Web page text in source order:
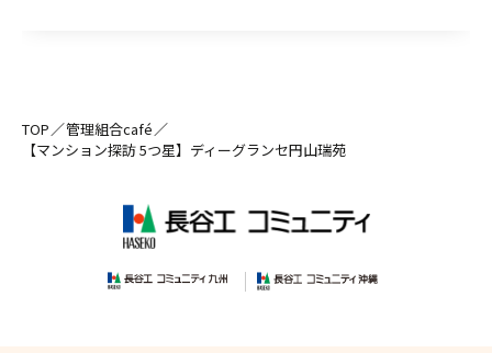
TOP
管理組合café
【マンション探訪 5つ星】ディーグランセ円山瑞苑